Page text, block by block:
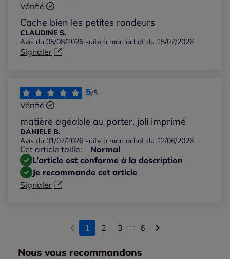
Les plus anciens
Notes les plus élevées
Vérifié
Cache bien les petites rondeurs
CLAUDINE S.
Avis du 05/08/2026 suite à mon achat du 15/07/2026
Signaler
5/5
Vérifié
matière agéable au porter, joli imprimé
DANIELE B.
Avis du 01/07/2026 suite à mon achat du 12/06/2026
Cet article taille:
Normal
L’article est conforme à la description
Je recommande cet article
Signaler
1 2 3 ... 6
Nous vous recommandons